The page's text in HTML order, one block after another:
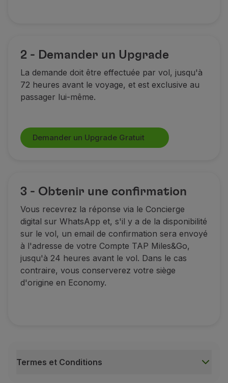
Remboursements
Facture en ligne
Bagages perdus / endommagés
Vol retardé / annulé
2 - Demander un Upgrade
La demande doit être effectuée par vol, jusqu'à
72 heures avant le voyage, et est exclusive au
passager lui-même.
Demander un Upgrade Gratuit
3 - Obtenir une confirmation
Vous recevrez la réponse via le Concierge
digital sur WhatsApp et, s'il y a de la disponibilité
sur le vol, un email de confirmation sera envoyé
à l'adresse de votre Compte TAP Miles&Go,
jusqu'à 24 heures avant le vol. Dans le cas
contraire, vous conserverez votre siège
d'origine en Economy.
Termes et Conditions